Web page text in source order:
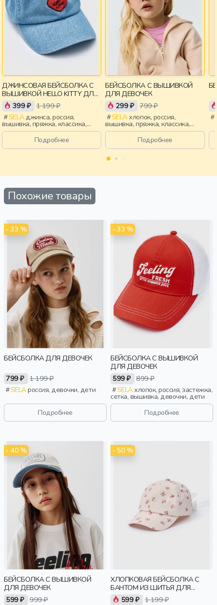
ДЖИНСОВАЯ БЕЙСБОЛКА С
ВЫШИВКОЙ HELLO KITTY ДЛЯ
ДЕВОЧЕК
399 ₽ 1 199 ₽
SELAджинса, россия,
вышивка, пряжка, классика,
девочки, дети
Подробнее
БЕЙСБОЛКА С ВЫШИВКОЙ
ДЛЯ ДЕВОЧЕК
299 ₽ 799 ₽
SELAхлопок, россия,
вышивка, пряжка, классика,
девочки, дети
Подробнее
Похожие товары
- 33 %
БЕЙСБОЛКА ДЛЯ ДЕВОЧЕК
799 ₽ 1 199 ₽
SELAроссия, девочки, дети
Подробнее
- 33 %
БЕЙСБОЛКА С ВЫШИВКОЙ
ДЛЯ ДЕВОЧЕК
599 ₽ 899 ₽
SELAхлопок, россия, застежка,
сетка, вышивка, девочки, дети
Подробнее
- 40 %
БЕЙСБОЛКА С ВЫШИВКОЙ
ДЛЯ ДЕВОЧЕК
599 ₽ 999 ₽
- 50 %
ХЛОПКОВАЯ БЕЙСБОЛКА С
БАНТОМ ИЗ ШИТЬЯ ДЛЯ
ДЕВОЧЕК
599 ₽ 1 199 ₽